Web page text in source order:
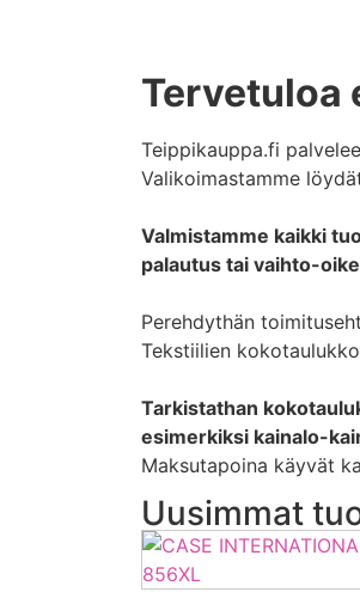
Tervetuloa
Teippikauppa.fi
Valikoimastamme
Valmistamme kaikki
palautus tai vaihto-
Perehdythän
Tekstiilien
Tarkistathan
esimerkiksi kainalo-
Maksutapoina käyvät
Uusimmat